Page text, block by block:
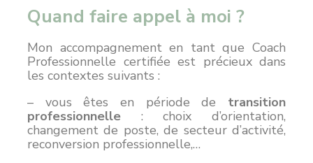
Quand faire appel à moi ?
Mon accompagnement en tant que Coach
Professionnelle certifiée est précieux dans
les contextes suivants :
– vous êtes en période de transition
professionnelle : choix d’orientation,
changement de poste, de secteur d’activité,
reconversion professionnelle,…